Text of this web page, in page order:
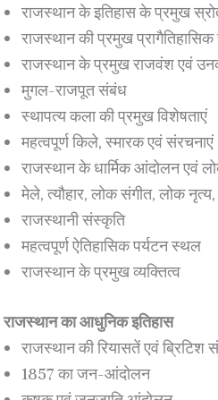
राजस्थान के इतिहास के प्रमुख
राजस्थान की प्रमुख
राजस्थान के प्रमुख राजवंश एवं
मुगल-राजपूत संबंध
स्थापत्य कला की प्रमुख विशेषताएं
महत्वपूर्ण किले, स्मारक एवं संरचनाएं
राजस्थान के धार्मिक आंदोलन एवं
मेले, त्यौहार, लोक संगीत, लोक
राजस्थानी संस्कृति
महत्वपूर्ण ऐतिहासिक पर्यटन स्थल
राजस्थान के प्रमुख व्यक्तित्व
राजस्थान का आधुनिक इतिहास
राजस्थान की रियासतें एवं ब्रिटिश
1857 का जन-आंदोलन